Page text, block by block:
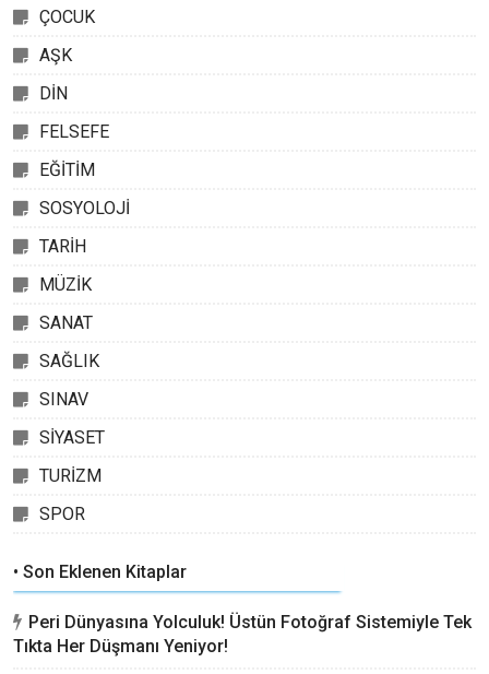
ÇOCUK
AŞK
DİN
FELSEFE
EĞİTİM
SOSYOLOJİ
TARİH
MÜZİK
SANAT
SAĞLIK
SINAV
SİYASET
TURİZM
SPOR
• Son Eklenen Kitaplar
Peri Dünyasına Yolculuk! Üstün Fotoğraf Sistemiyle Tek
Tıkta Her Düşmanı Yeniyor!